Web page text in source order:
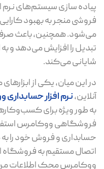
پیاده سازی سیستم‌های نرم
فروشی منجر به بهبود
می‌شود. همچنین، باعث
تبدیل را افزایش می‌دهد و
شایانی می‌کند.‌
در این میان، یکی از
آنلاین،نرم افزار
به طور ویژه برای
فروشگاهی ووکامرس
حسابداری و فروش خود را
اتصال مستقیم به فروشگاه
ووکامرس محک اطلاعات